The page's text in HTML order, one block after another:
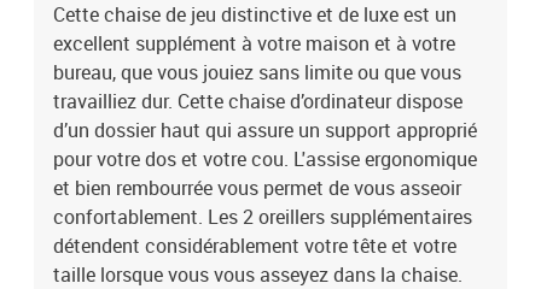
Cette chaise de jeu distinctive et de luxe est un
excellent supplément à votre maison et à votre
bureau, que vous jouiez sans limite ou que vous
travailliez dur. Cette chaise d’ordinateur dispose
d’un dossier haut qui assure un support approprié
pour votre dos et votre cou. L'assise ergonomique
et bien rembourrée vous permet de vous asseoir
confortablement. Les 2 oreillers supplémentaires
détendent considérablement votre tête et votre
taille lorsque vous vous asseyez dans la chaise.